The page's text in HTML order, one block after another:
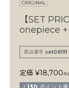
ORIGINAL
【SET
onepiece
商品番号 set06191
定価 ¥18,700 の